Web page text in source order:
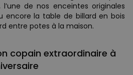
de nos enceintes originales
encore la table de billard en bois
entre potes à la maison.
copain extraordinaire à